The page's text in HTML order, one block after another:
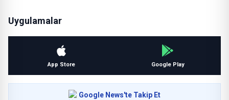
Uygulamalar
App Store Google Play
Google News'te Takip Et